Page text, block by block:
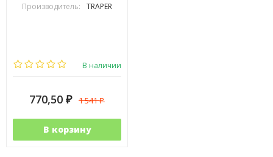
Производитель: TRAPER
В наличии
770,50 ₽ 1 541₽
В корзину